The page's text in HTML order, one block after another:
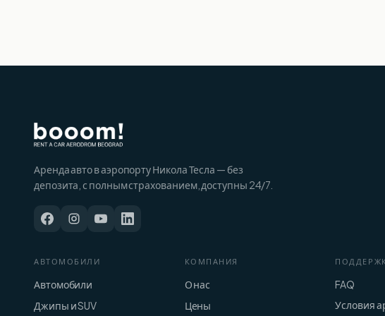
Аренда авто в аэропорту Никола Тесла — без
депозита, с полным страхованием, доступны 24/7.
АВТОМОБИЛИ
Автомобили
Джипы и SUV
КОМПАНИЯ
О нас
Цены
FAQ
Условия